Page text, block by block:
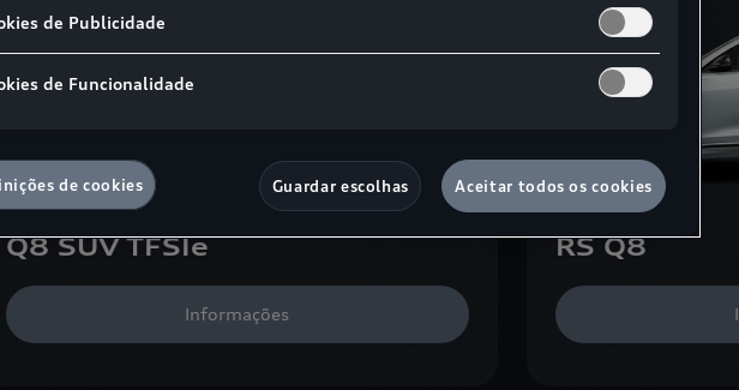
Q8 SUV TFSIe
Informações
RS Q8
de Publicidade
de Funcionalidade
de cookies Guardar escolhas Aceitar todos os cookies